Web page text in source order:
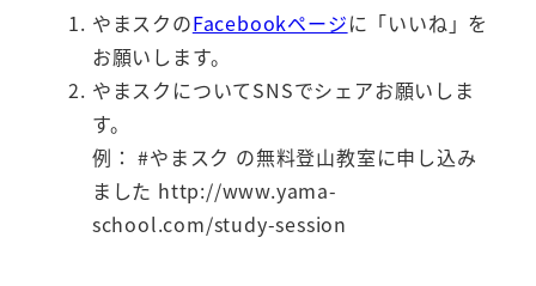
やまスクのFacebookページに「いいね」を
お願いします。
やまスクについてSNSでシェアお願いしま
す。
例： #やまスク の無料登山教室に申し込み
ました http://www.yama-
school.com/study-session